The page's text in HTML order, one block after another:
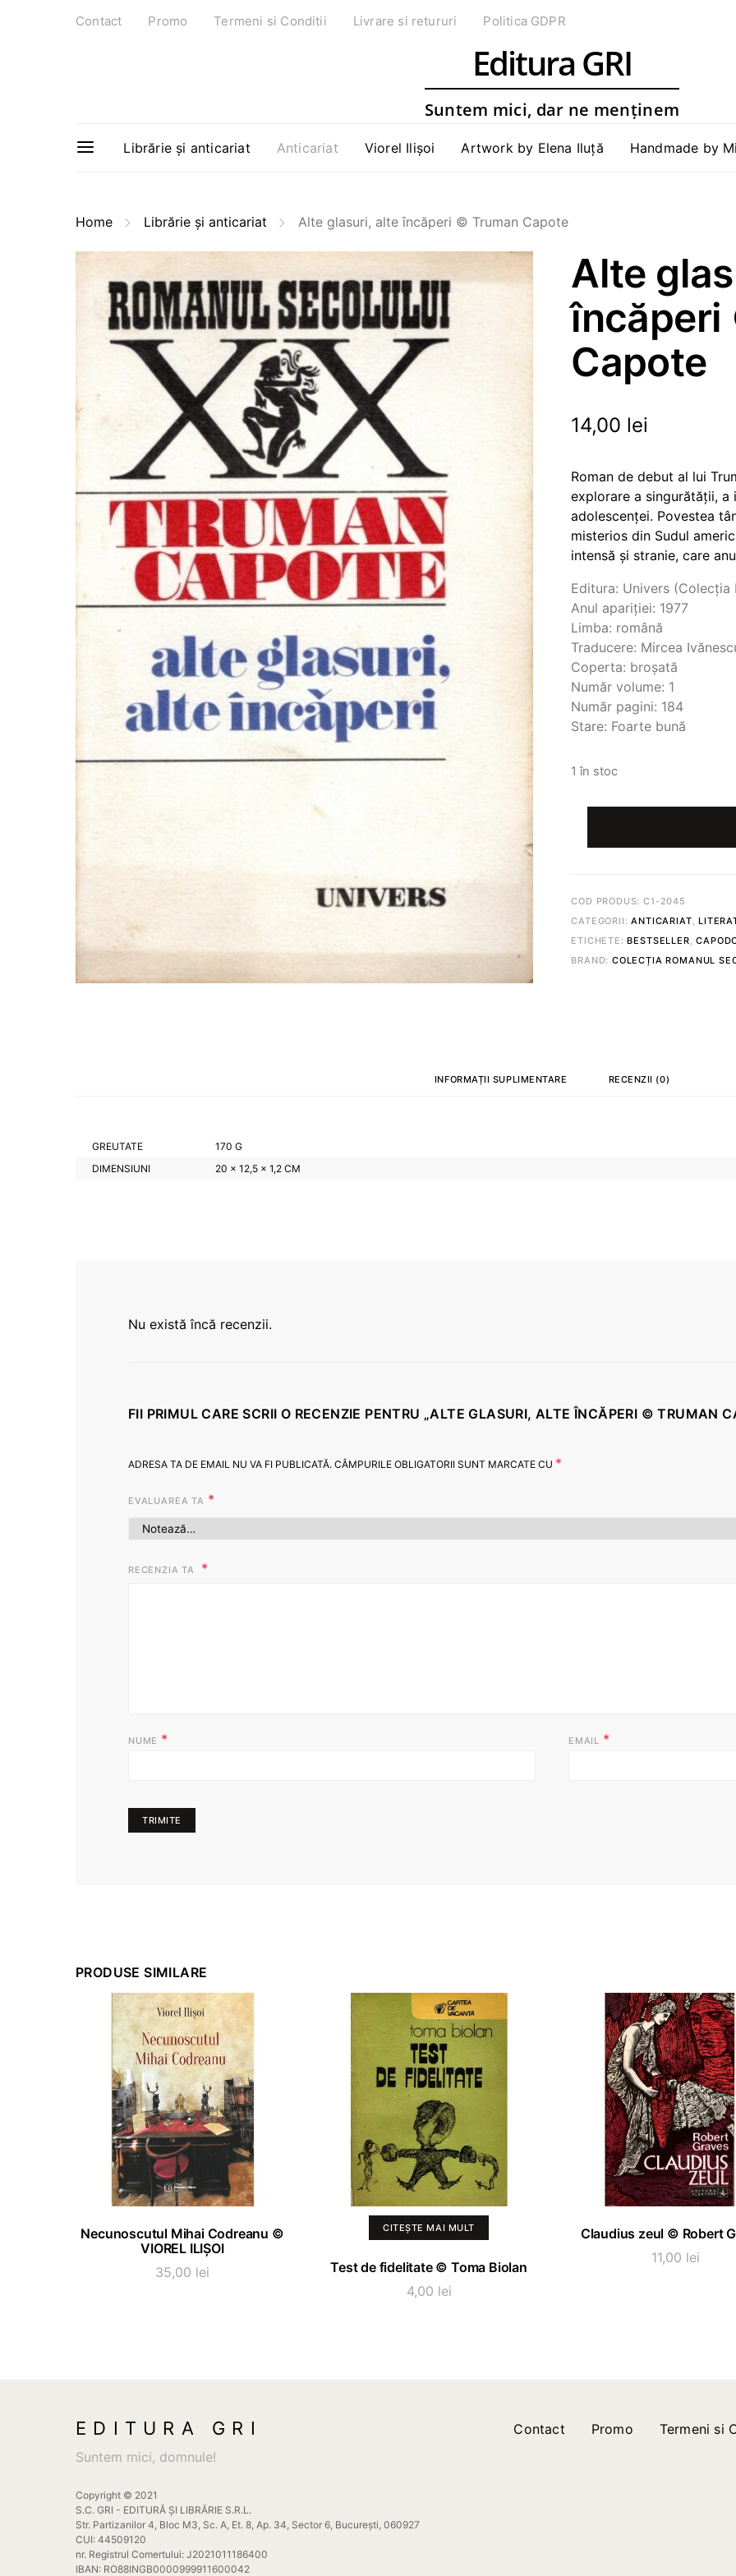
Contact Promo Termeni si Conditii Livrare si retururi Politica GDPR
Editura GRI
Suntem mici, dar ne menținem
Librărie și anticariat Anticariat Viorel Ilișoi Artwork by Elena Iluță Handmade by
Home Librărie și anticariat Alte glasuri, alte încăperi © Truman Capote
Alte
încăperi
Capote
14,00 lei
Roman de debut al lui
explorare a singurătății,
adolescenței. Povestea
misterios din Sudul
intensă și stranie, care
Editura: Univers (Colecția
Anul apariției: 1977
Limba: română
Traducere: Mircea
Coperta: broșată
Număr volume: 1
Număr pagini: 184
Stare: Foarte bună
1 în stoc
CAPOTE
COD PRODUS:C1-2045
CATEGORII:ANTICARIAT,
ETICHETE:BESTSELLER,
BRAND: COLECȚIA ROMANUL
INFORMAȚII SUPLIMENTARE RECENZII (0)
GREUTATE
170 G
DIMENSIUNI
20 × 12,5 × 1,2 CM
Nu există încă recenzii.
FII PRIMUL CARE SCRII O RECENZIE PENTRU „ALTE GLASURI, ALTE ÎNCĂPERI © TRUMAN
ADRESA TA DE EMAIL NU VA FI PUBLICATĂ. CÂMPURILE OBLIGATORII SUNT MARCATE CU *
EVALUAREA TA *
RECENZIA TA
NUME * EMAIL *
PRODUSE SIMILARE
ADAUGĂ ÎN COȘ
Necunoscutul Mihai Codreanu ©
VIOREL ILIȘOI
35,00 lei
CITEȘTE MAI MULT
Test de fidelitate © Toma Biolan
4,00 lei
ADAUGĂ ÎN COȘ
Claudius zeul © Robert
11,00 lei
EDITURA GRI Contact Promo Termeni si
Suntem mici, domnule!
Copyright © 2021
S.C. GRI - EDITURĂ ȘI LIBRĂRIE S.R.L.
Str. Partizanilor 4, Bloc M3, Sc. A, Et. 8, Ap. 34, Sector 6, București, 060927
CUI: 44509120
nr. Registrul Comertului: J2021011186400
IBAN: RO88INGB0000999911600042